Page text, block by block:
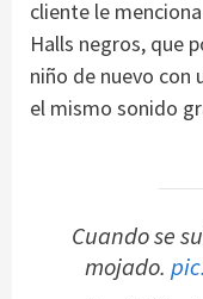
cliente le
Halls negros, que
niño de nuevo con
el mismo sonido
Cuando se
mojado.